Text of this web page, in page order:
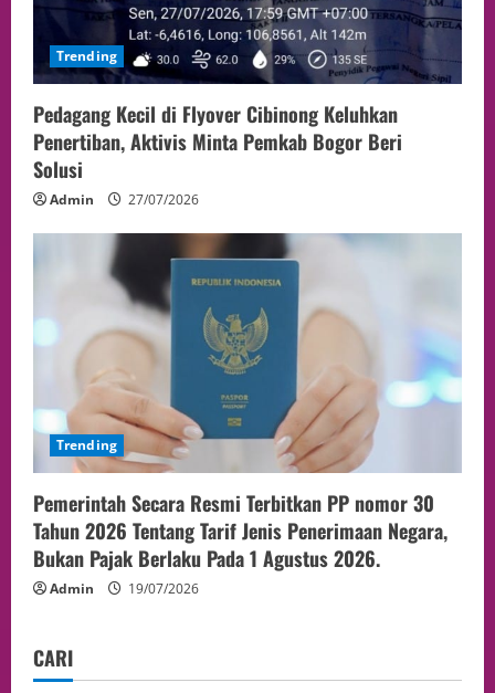
Trending
Pedagang Kecil di Flyover Cibinong Keluhkan
Penertiban, Aktivis Minta Pemkab Bogor Beri
Solusi
Admin 27/07/2026
Trending
Pemerintah Secara Resmi Terbitkan PP nomor 30
Tahun 2026 Tentang Tarif Jenis Penerimaan Negara,
Bukan Pajak Berlaku Pada 1 Agustus 2026.
Admin 19/07/2026
CARI